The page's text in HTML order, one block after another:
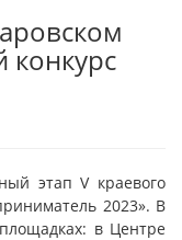
конкурс
этап V краевого
2023». В
в Центре